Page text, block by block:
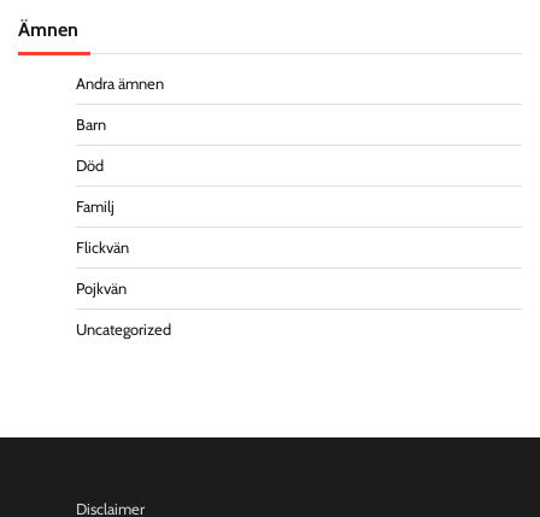
Ämnen
Andra ämnen
Barn
Död
Familj
Flickvän
Pojkvän
Uncategorized
Disclaimer